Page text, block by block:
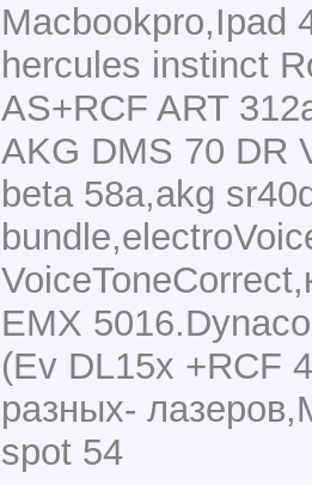
Macbookpro,Ipad
hercules instinct
AS+RCF ART
AKG DMS 70 DR
beta 58a,akg
EMX
(Ev DL15x +RCF
разных-
spot 54